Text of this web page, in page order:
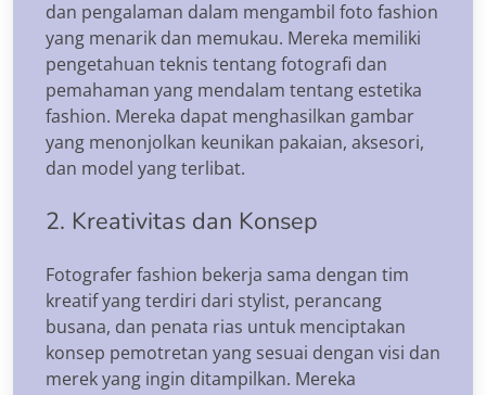
dan pengalaman dalam mengambil foto fashion
yang menarik dan memukau. Mereka memiliki
pengetahuan teknis tentang fotografi dan
pemahaman yang mendalam tentang estetika
fashion. Mereka dapat menghasilkan gambar
yang menonjolkan keunikan pakaian, aksesori,
dan model yang terlibat.
2. Kreativitas dan Konsep
Fotografer fashion bekerja sama dengan tim
kreatif yang terdiri dari stylist, perancang
busana, dan penata rias untuk menciptakan
konsep pemotretan yang sesuai dengan visi dan
merek yang ingin ditampilkan. Mereka